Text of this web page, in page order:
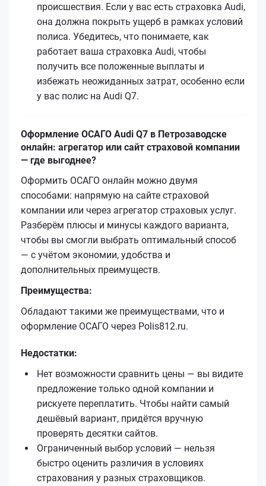
происшествия. Если у вас есть страховка Audi,
она должна покрыть ущерб в рамках условий
полиса. Убедитесь, что понимаете, как
работает ваша страховка Audi, чтобы
получить все положенные выплаты и
избежать неожиданных затрат, особенно если
у вас полис на Audi Q7.
Оформление ОСАГО Audi Q7 в Петрозаводске
онлайн: агрегатор или сайт страховой компании
— где выгоднее?
Оформить ОСАГО онлайн можно двумя
способами: напрямую на сайте страховой
компании или через агрегатор страховых услуг.
Разберём плюсы и минусы каждого варианта,
чтобы вы смогли выбрать оптимальный способ
— с учётом экономии, удобства и
дополнительных преимуществ.
Преимущества:
Обладают такими же преимуществами, что и
оформление ОСАГО через Polis812.ru.
Недостатки:
Нет возможности сравнить цены — вы видите
предложение только одной компании и
рискуете переплатить. Чтобы найти самый
дешёвый вариант, придётся вручную
проверять десятки сайтов.
Ограниченный выбор условий — нельзя
быстро оценить различия в условиях
страхования у разных страховщиков.